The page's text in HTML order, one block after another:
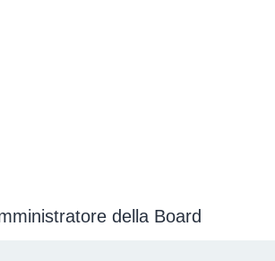
della Board